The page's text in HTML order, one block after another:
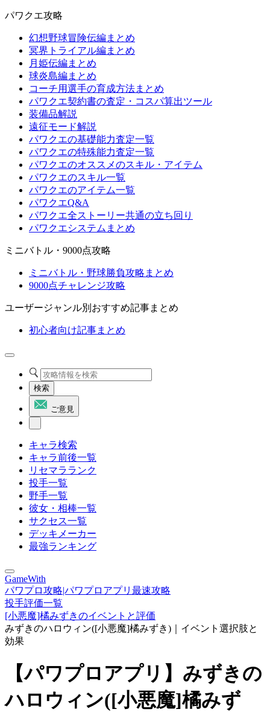
パワクエ攻略
幻想野球冒険伝編まとめ
冥界トライアル編まとめ
月姫伝編まとめ
球炎島編まとめ
コーチ用選手の育成方法まとめ
パワクエ契約書の査定・コスパ算出ツール
装備品解説
遠征モード解説
パワクエの基礎能力査定一覧
パワクエの特殊能力査定一覧
パワクエのオススメのスキル・アイテム
パワクエのスキル一覧
パワクエのアイテム一覧
パワクエQ&A
パワクエ全ストーリー共通の立ち回り
パワクエシステムまとめ
ミニバトル・9000点攻略
ミニバトル・野球勝負攻略まとめ
9000点チャレンジ攻略
ユーザージャンル別おすすめ記事まとめ
初心者向け記事まとめ
検索
ご意見
キャラ検索
キャラ前後一覧
リセマラランク
投手一覧
野手一覧
彼女・相棒一覧
サクセス一覧
デッキメーカー
最強ランキング
GameWith
パワプロ攻略|パワプロアプリ最速攻略
投手評価一覧
[小悪魔]橘みずきのイベントと評価
みずきのハロウィン([小悪魔]橘みずき)｜イベント選択肢と
効果
【パワプロアプリ】みずきの
ハロウィン([小悪魔]橘みず